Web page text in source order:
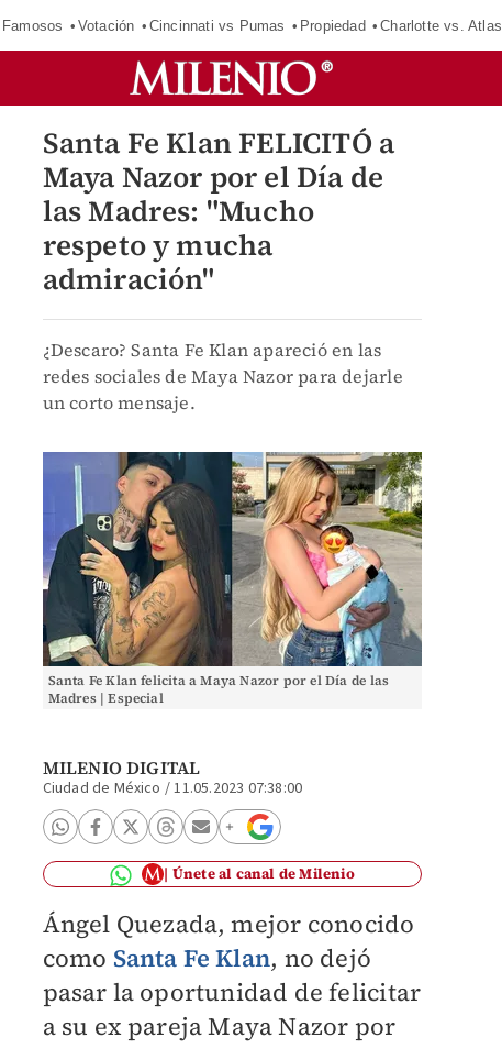
Votación Cincinnati vs Pumas Propiedad Charlotte vs. Atlas
Santa Fe Klan FELICITÓ a
Maya Nazor por el Día de
las Madres: "Mucho
respeto y mucha
admiración"
¿Descaro? Santa Fe Klan apareció en las
redes sociales de Maya Nazor para dejarle
un corto mensaje.
Santa Fe Klan felicita a Maya Nazor por el Día de las
Madres | Especial
MILENIO DIGITAL
Ciudad de México /11.05.2023 07:38:00
Únete al canal de Milenio
Ángel Quezada, mejor conocido
como Santa Fe Klan, no dejó
pasar la oportunidad de felicitar
a su ex pareja Maya Nazor por